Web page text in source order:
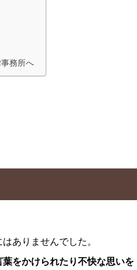
務所へ
ありませんでした。
葉をかけられたり不快な思いを